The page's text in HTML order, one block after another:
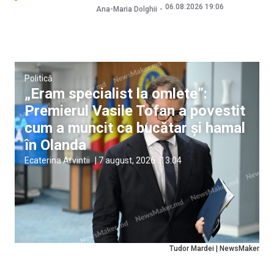
Ana-Maria Dolghii 06.08.2026 19:06
Tudor Mardei | NewsMaker
Politică
„Eram specialist la omlete”:
Premierul Vasile Tofan a povestit
cum a muncit ca bucătar și hamal
în Olanda
Ecaterina Arvintii |7 august, 2026 13:04